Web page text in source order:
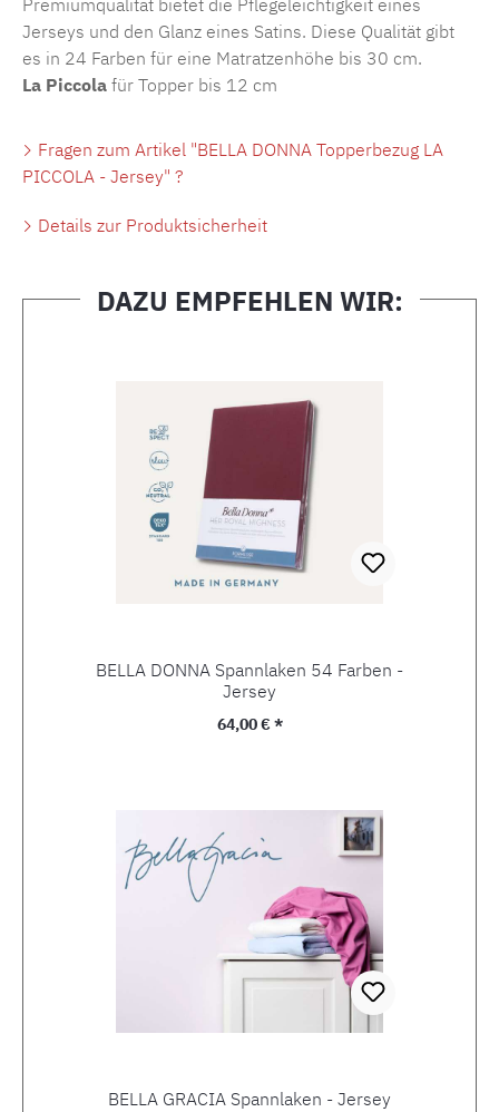
Premiumqualität bietet die Pflegeleichtigkeit eines
Jerseys und den Glanz eines Satins. Diese Qualität gibt
es in 24 Farben für eine Matratzenhöhe bis 30 cm.
La Piccola für Topper bis 12 cm
Fragen zum Artikel "BELLA DONNA Topperbezug LA
PICCOLA - Jersey" ?
Details zur Produktsicherheit
DAZU EMPFEHLEN WIR:
BELLA DONNA Spannlaken 54 Farben -
Jersey
Regulärer Preis:
64,00 € *
BELLA GRACIA Spannlaken - Jersey